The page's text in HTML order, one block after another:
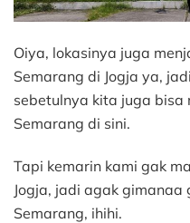
Oiya, lokasinya juga
Semarang di Jogja ya,
sebetulnya kita juga bisa
Semarang di sini.
Tapi kemarin kami gak
Jogja, jadi agak
Semarang, ihihi.